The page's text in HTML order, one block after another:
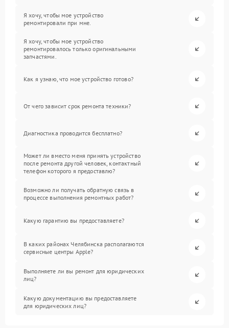
Я хочу, чтобы мое устройство
ремонтировали при мне.
Я хочу, чтобы мое устройство
ремонтировалось только оригинальными
запчастями.
Как я узнаю, что мое устройство готово?
От чего зависит срок ремонта техники?
Диагностика проводится бесплатно?
Может ли вместо меня принять устройство
после ремонта другой человек, контактный
телефон которого я предоставлю?
Возможно ли получать обратную связь в
процессе выполнения ремонтных работ?
Какую гарантию вы предоставляете?
В каких районах Челябинска располагаются
сервисные центры Apple?
Выполняете ли вы ремонт для юридических
лиц?
Какую документацию вы предоставляете
для юридических лиц?